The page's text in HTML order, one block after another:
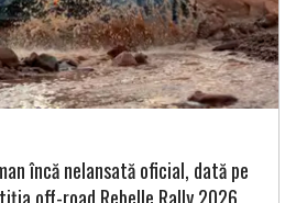
încă nelansată oficial, dată pe
off-road Rebelle Rally 2026